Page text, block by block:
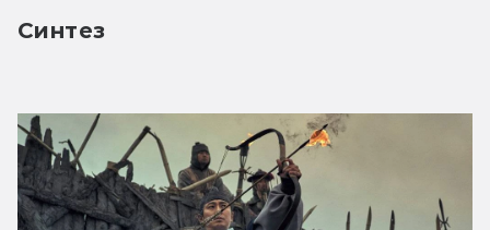
Синтез